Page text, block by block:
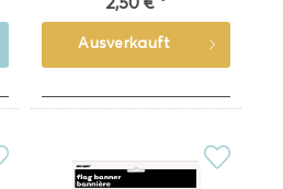
Ausverkauft